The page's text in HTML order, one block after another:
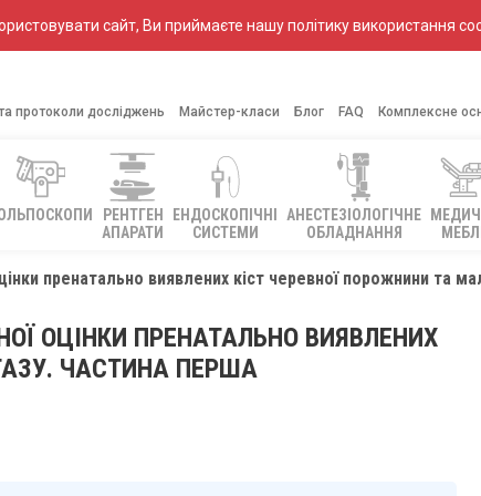
сайт, Ви приймаєте нашу політику використання
протоколи досліджень Майстер-класи Блог FAQ Комплексне
РЕНТГЕН
АПАРАТИ
ЕНДОСКОПІЧНІ
СИСТЕМИ
АНЕСТЕЗІОЛОГІЧНЕ
ОБЛАДНАННЯ
МЕБЛІ
пренатально виявлених кіст черевної порожнини та
ОЦІНКИ ПРЕНАТАЛЬНО ВИЯВЛЕНИХ
ЧАСТИНА ПЕРША